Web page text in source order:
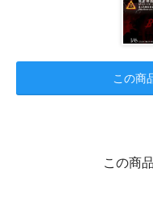
この商
この商